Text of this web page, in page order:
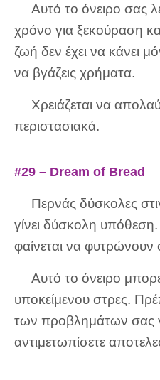
Αυτό το όνειρο σας
χρόνο για ξεκούραση
ζωή δεν έχει να κάνει
να βγάζεις χρήματα.
Χρειάζεται να
περιστασιακά.
#29 – Dream of Bread
Περνάς δύσκολες
γίνει δύσκολη
φαίνεται να φυτρώνουν
Αυτό το όνειρο
υποκείμενου στρες.
των προβλημάτων σας
αντιμετωπίσετε